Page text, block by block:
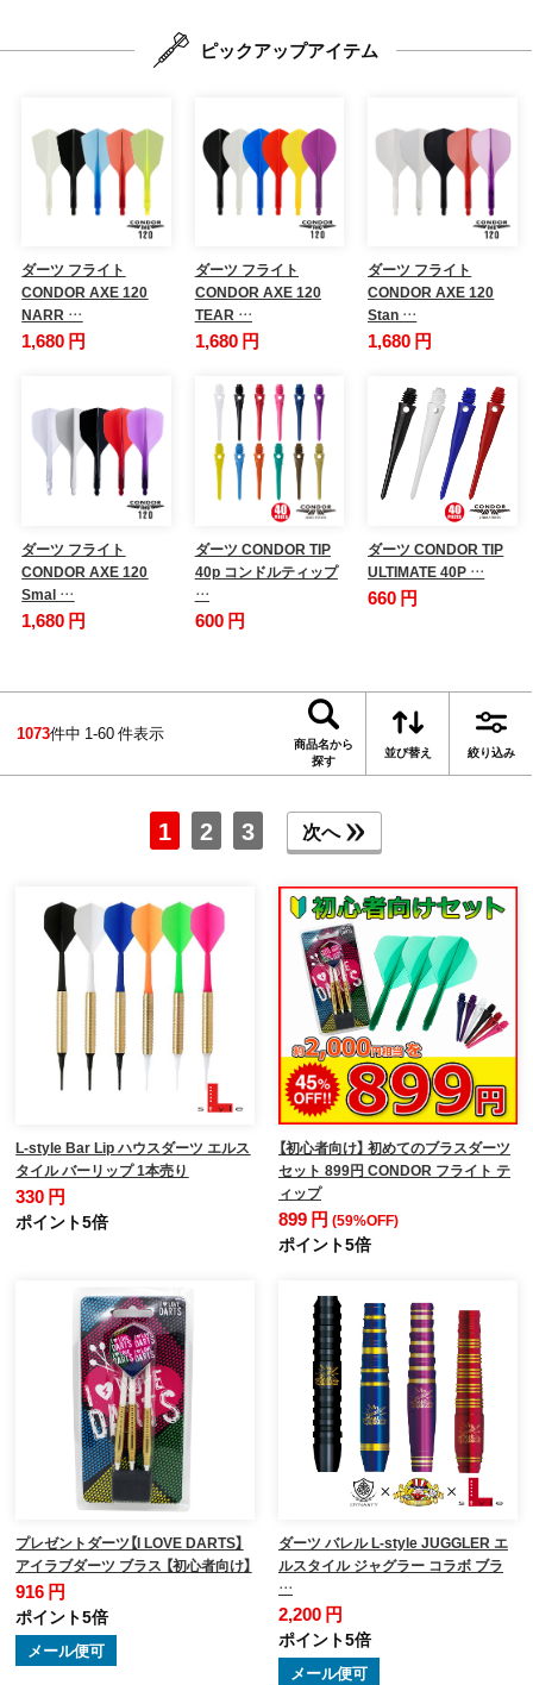
ピックアップアイテム
ダーツ フライト
CONDOR AXE 120
NARR …
1,680 円
ダーツ フライト
CONDOR AXE 120
TEAR …
1,680 円
ダーツ フライト
CONDOR AXE 120
Stan …
1,680 円
ダーツ フライト
CONDOR AXE 120
Smal …
1,680 円
ダーツ CONDOR TIP
40p コンドルティップ
…
600 円
ダーツ CONDOR TIP
ULTIMATE 40P …
660 円
1073件中 1-60 件表示
商品名から
探す
並び替え 絞り込み
1 2 3 次へ
L-style Bar Lip ハウスダーツ エルス
タイル バーリップ 1本売り
330 円
ポイント5倍
【初心者向け】 初めてのブラスダーツ
セット 899円 CONDOR フライト テ
ィップ
899 円 (59%OFF)
ポイント5倍
プレゼントダーツ【I LOVE DARTS】
アイラブダーツ ブラス 【初心者向け】
916 円
ポイント5倍
メール便可
ダーツ バレル L-style JUGGLER エ
ルスタイル ジャグラー コラボ ブラ
…
2,200 円
ポイント5倍
メール便可